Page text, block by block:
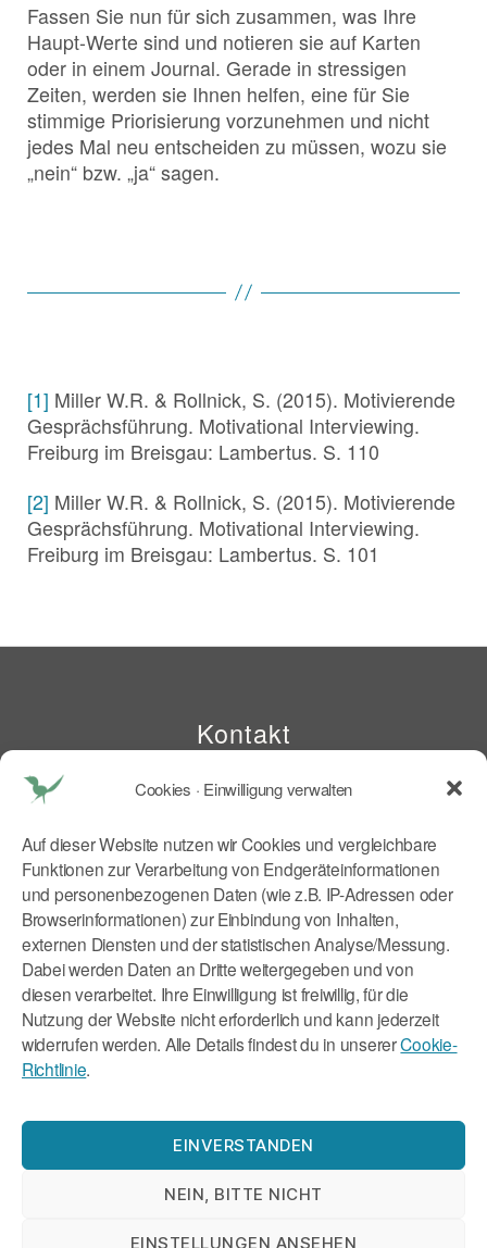
Cookies · Einwilligung verwalten
Auf dieser Website nutzen wir Cookies und vergleichbare
Funktionen zur Verarbeitung von Endgeräteinformationen
und personenbezogenen Daten (wie z.B. IP-Adressen oder
Browserinformationen) zur Einbindung von Inhalten,
externen Diensten und der statistischen Analyse/Messung.
Dabei werden Daten an Dritte weitergegeben und von
diesen verarbeitet. Ihre Einwilligung ist freiwillig, für die
Nutzung der Website nicht erforderlich und kann jederzeit
widerrufen werden. Alle Details findest du in unsererCookie-
Richtlinie.
EINVERSTANDEN
NEIN, BITTE NICHT
EINSTELLUNGEN ANSEHEN
Fassen Sie nun für sich zusammen, was Ihre
Haupt-Werte sind und notieren sie auf Karten
oder in einem Journal. Gerade in stressigen
Zeiten, werden sie Ihnen helfen, eine für Sie
stimmige Priorisierung vorzunehmen und nicht
jedes Mal neu entscheiden zu müssen, wozu sie
„nein“ bzw. „ja“ sagen.
[1] Miller W.R. & Rollnick, S. (2015). Motivierende
Gesprächsführung. Motivational Interviewing.
Freiburg im Breisgau: Lambertus. S. 110
[2] Miller W.R. & Rollnick, S. (2015). Motivierende
Gesprächsführung. Motivational Interviewing.
Freiburg im Breisgau: Lambertus. S. 101
Kontakt
Dr. med. Tatjana Reichhart
80634 München
E Mail:tr@kitchen2soul.com
Mobil:+49 179 9046773
Rechtliches
Impressum